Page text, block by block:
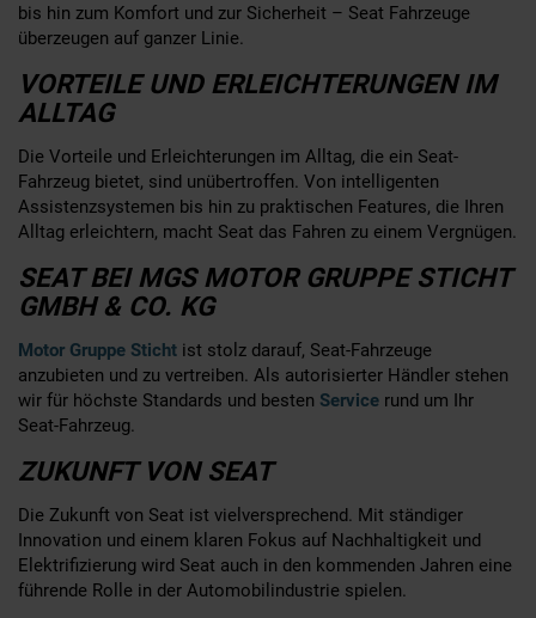
bis hin zum Komfort und zur Sicherheit – Seat Fahrzeuge
überzeugen auf ganzer Linie.
VORTEILE UND ERLEICHTERUNGEN IM
ALLTAG
Die Vorteile und Erleichterungen im Alltag, die ein Seat-
Fahrzeug bietet, sind unübertroffen. Von intelligenten
Assistenzsystemen bis hin zu praktischen Features, die Ihren
Alltag erleichtern, macht Seat das Fahren zu einem Vergnügen.
SEAT BEI MGS MOTOR GRUPPE STICHT
GMBH & CO. KG
Motor Gruppe Sticht ist stolz darauf, Seat-Fahrzeuge
anzubieten und zu vertreiben. Als autorisierter Händler stehen
wir für höchste Standards und besten Service rund um Ihr
Seat-Fahrzeug.
ZUKUNFT VON SEAT
Die Zukunft von Seat ist vielversprechend. Mit ständiger
Innovation und einem klaren Fokus auf Nachhaltigkeit und
Elektrifizierung wird Seat auch in den kommenden Jahren eine
führende Rolle in der Automobilindustrie spielen.